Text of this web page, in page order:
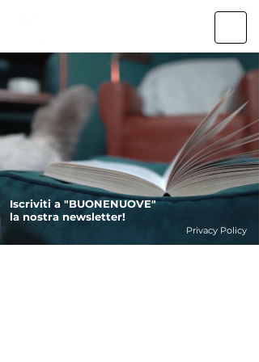
Iscriviti a "BUONENUOVE"
la nostra newsletter!
Privacy Policy